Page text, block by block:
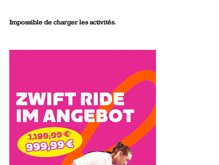
Impossible de charger les activités.